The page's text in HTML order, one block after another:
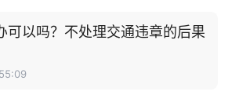
可以吗？不处理交通违章的后果